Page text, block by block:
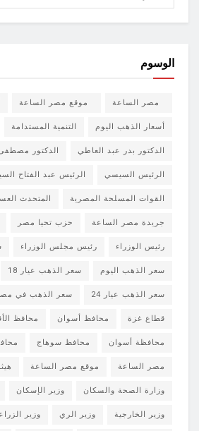
الوسوم
مصر الساعة موقع مصر الساعة
أسعار الذهب اليوم التنمية المستدامة
الدكتور بدر عبد العاطي الدكتور
الرئيس السيسي الرئيس عبد الفتاح
القوات المسلحة المصرية المتحدث
جريدة مصر الساعة حزب تحيا مصر
رئيس الوزراء رئيس مجلس الوزراء
سعر الذهب اليوم سعر الذهب عيار 18
سعر الذهب عيار 24 سعر الذهب في
قطاع غزة محافظ أسوان محافظ
محافظة أسوان محافظ سوهاج
مصر الساعة موقع مصر الساعة
وزارة الصحة والسكان وزير الإسكان
وزير الخارجية وزير الري وزير